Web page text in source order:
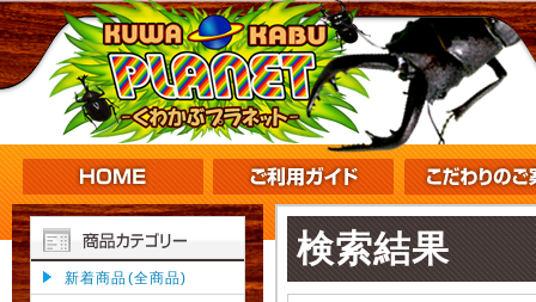
新着商品(全商品)
検索結果